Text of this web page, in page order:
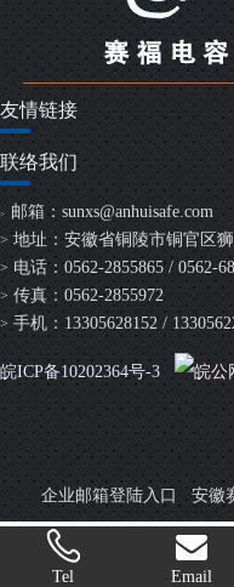
友情链接
联络我们
> 邮箱： sunxs@anhuisafe.com
> 地址：安徽省铜陵市铜官区
> 电话：0562-2855865 / 0562-
> 传真：0562-2855972
> 手机：13305628152 /
皖ICP备10202364号-3 皖公
企业邮箱登陆入口 安徽
Tel Email